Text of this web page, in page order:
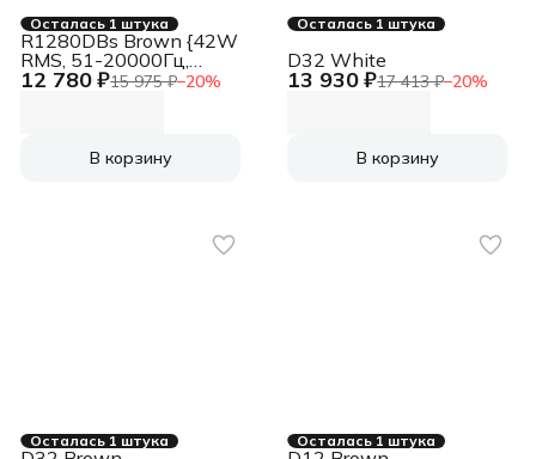
Осталась 1 штука
12 780 ₽15 975 ₽−20%
R1280DBs Brown {42W
RMS, 51-20000Гц,
дерево, пульт ДУ,
В корзину
Осталась 1 штука
13 930 ₽17 413 ₽−20%
D32 White
В корзину
Осталась 1 штука Осталась 1 штука